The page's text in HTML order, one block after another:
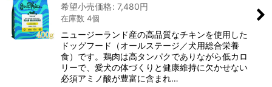
希望小売価格: 7,480円
在庫数 4個
ニュージーランド産の高品質なチキンを使用した
ドッグフード（オールステージ／犬用総合栄養
食）です。鶏肉は高タンパクでありながら低カロ
リーで、愛犬の体づくりと健康維持に欠かせない
必須アミノ酸が豊富に含まれ…